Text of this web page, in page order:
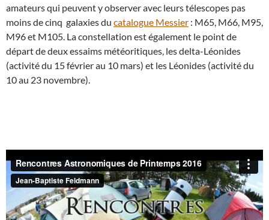
amateurs qui peuvent y observer avec leurs télescopes pas
moins de cinq galaxies du catalogue Messier : M65, M66, M95,
M96 et M105. La constellation est également le point de
départ de deux essaims météoritiques, les delta-Léonides
(activité du 15 février au 10 mars) et les Léonides (activité du
10 au 23 novembre).